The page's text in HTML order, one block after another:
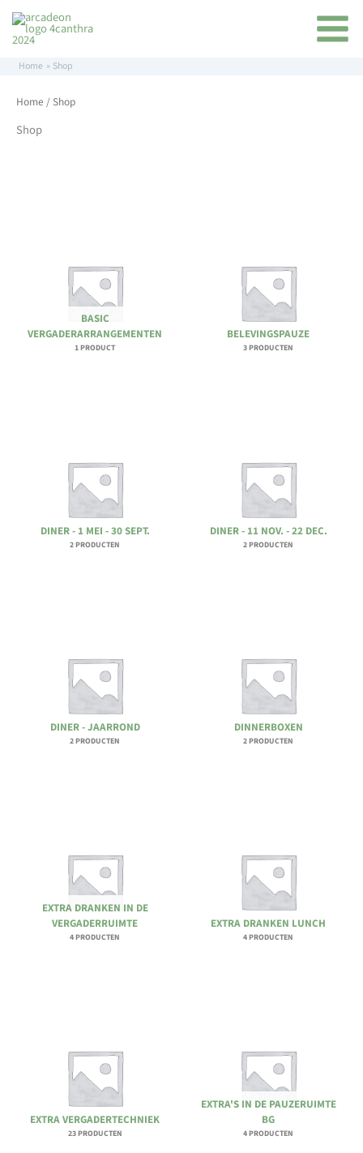
inhoud
naar
inhoud
Home Shop
Home / Shop
Shop
BASIC
VERGADERARRANGEMENTEN
1 PRODUCT
BELEVINGSPAUZE
3 PRODUCTEN
DINER - 1 MEI - 30 SEPT.
2 PRODUCTEN
DINER - 11 NOV. - 22 DEC.
2 PRODUCTEN
DINER - JAARROND
2 PRODUCTEN
DINNERBOXEN
2 PRODUCTEN
EXTRA DRANKEN IN DE
VERGADERRUIMTE
4 PRODUCTEN
EXTRA DRANKEN LUNCH
4 PRODUCTEN
EXTRA VERGADERTECHNIEK
23 PRODUCTEN
EXTRA'S IN DE PAUZERUIMTE
BG
4 PRODUCTEN